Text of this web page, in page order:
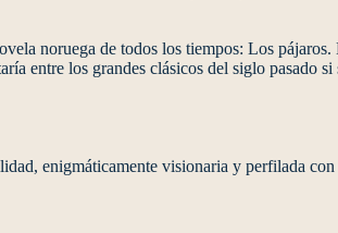
noruega de todos los tiempos: Los
entre los grandes clásicos del siglo pasado
enigmáticamente visionaria y perfilada